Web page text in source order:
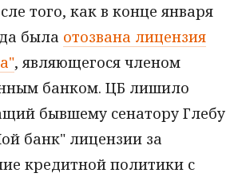
того, как в конце января
была отозвана лицензия
, являющегося членом
банком. ЦБ лишило
бывшему сенатору Глебу
банк" лицензии за
кредитной политики с